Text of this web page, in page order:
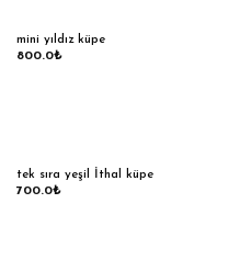
mini yıldız küpe
800.0₺
tek sıra yeşil İthal küpe
700.0₺